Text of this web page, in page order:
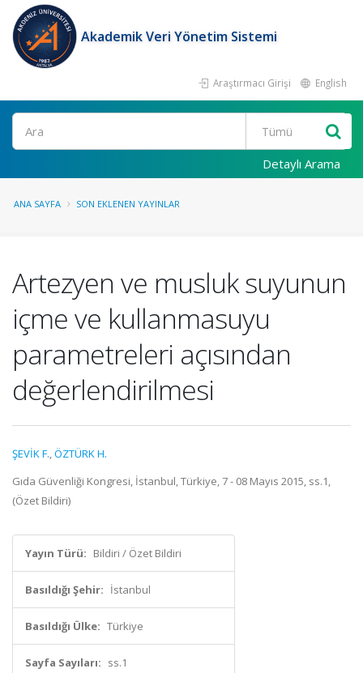
Akademik Veri Yönetim Sistemi
Araştırmacı Girişi English
Ara
Detaylı Arama
ANA SAYFA SON EKLENEN YAYINLAR
Artezyen ve musluk suyunun
içme ve kullanmasuyu
parametreleri açısından
değerlendirilmesi
ŞEVİK F.,ÖZTÜRK H.
Gıda Güvenliği Kongresi, İstanbul, Türkiye, 7 - 08 Mayıs 2015, ss.1,
(Özet Bildiri)
Yayın Türü: Bildiri / Özet Bildiri
Basıldığı Şehir: İstanbul
Basıldığı Ülke: Türkiye
Sayfa Sayıları: ss.1